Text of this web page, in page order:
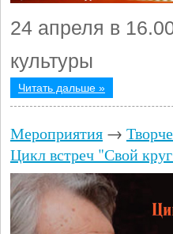
24 апреля в
культуры
Читать дальше »
Мероприятия →
Цикл встреч "Свой